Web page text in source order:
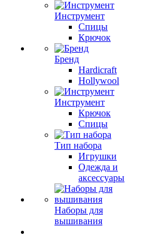
Инструмент
Спицы
Крючок
Бренд
Hardicraft
Hollywool
Инструмент
Крючок
Спицы
Тип набора
Игрушки
Одежда и
аксессуары
Наборы для
вышивания